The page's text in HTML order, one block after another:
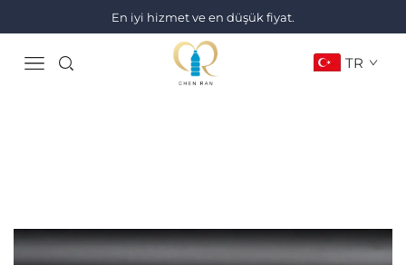
En iyi hizmet ve en düşük fiyat.
TR